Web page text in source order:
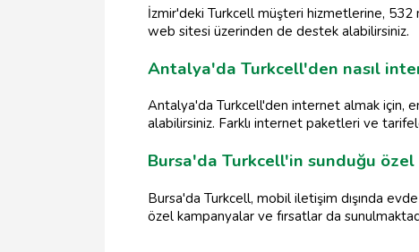
İzmir'deki Turkcell müşteri hizmetlerine, 532
web sitesi üzerinden de destek alabilirsiniz.
Antalya'da Turkcell'den nasıl
Antalya'da Turkcell'den internet almak için,
alabilirsiniz. Farklı internet paketleri ve
Bursa'da Turkcell'in sunduğu
Bursa'da Turkcell, mobil iletişim dışında
özel kampanyalar ve fırsatlar da